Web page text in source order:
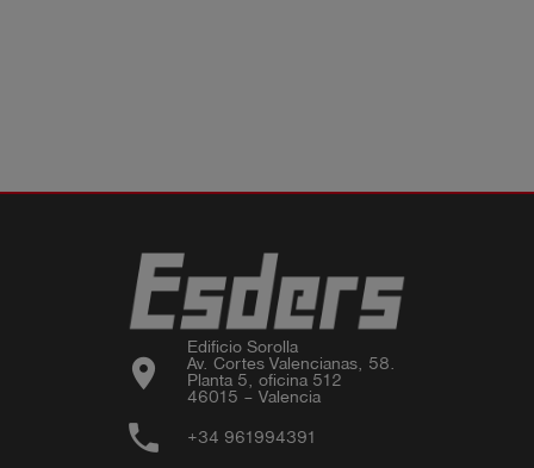
location_on
Edificio Sorolla
Av. Cortes Valencianas, 58.
Planta 5, oficina 512
46015 – Valencia
phone +34 961994391